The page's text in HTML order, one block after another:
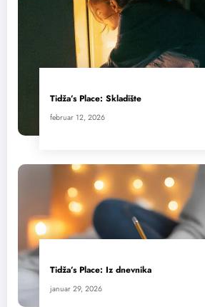
Tidža’s Place: Skladište
februar 12, 2026
Tidža’s Place: Iz dnevnika
januar 29, 2026